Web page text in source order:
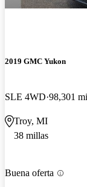
2019 GMC Yukon
SLE 4WD 98,301
Troy, MI
38 millas
Buena oferta